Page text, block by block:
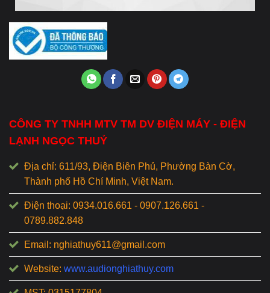
CÔNG TY TNHH MTV TM DV ĐIỆN MÁY - ĐIỆN
LẠNH NGỌC THUỶ
Địa chỉ: 611/93, Điện Biên Phủ, Phường Bàn Cờ,
Thành phố Hồ Chí Minh, Việt Nam.
Điện thoại: 0934.016.661 - 0907.126.661 -
0789.882.848
Email: nghiathuy611@gmail.com
Website: www.audionghiathuy.com